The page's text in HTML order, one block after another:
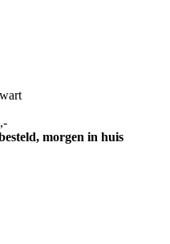
morgen in huis